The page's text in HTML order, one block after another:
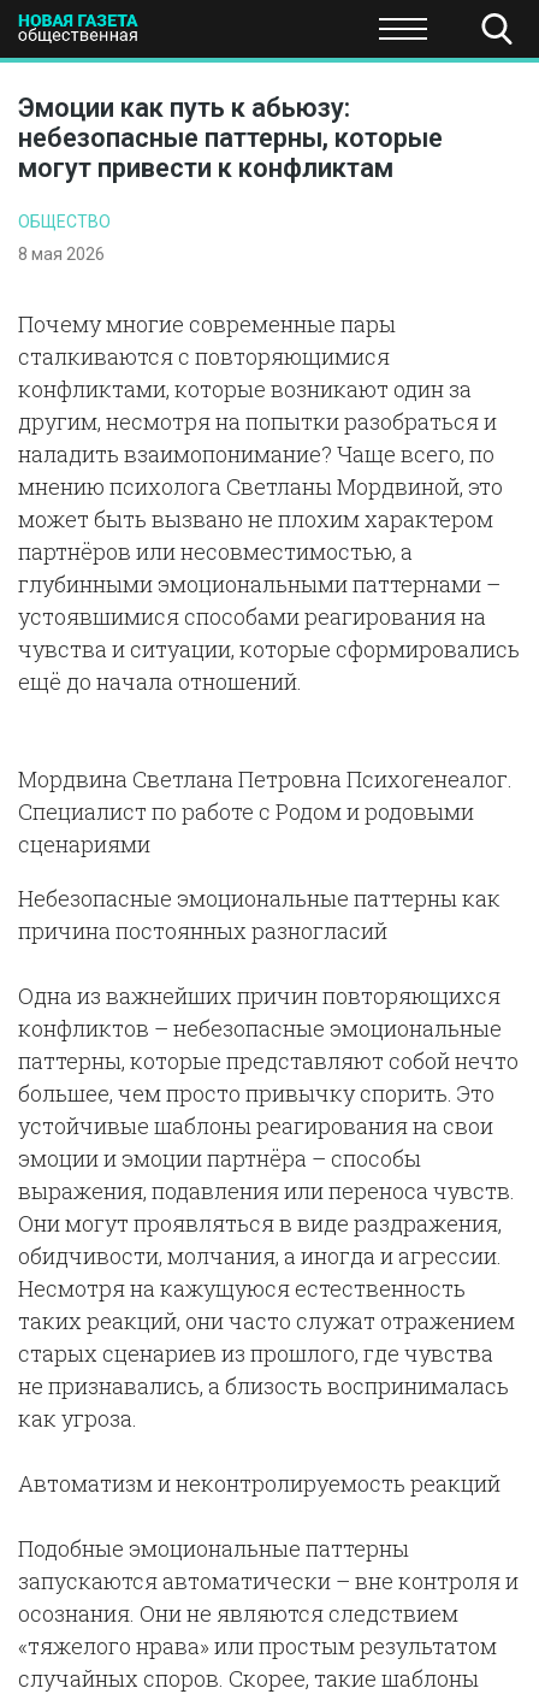
ПОЛИТИКА ЭКОНОМИКА НАУКА И
Эмоции как путь к абьюзу:
небезопасные паттерны, которые
могут привести к конфликтам
ОБЩЕСТВО
8 мая 2026
Почему многие современные пары
сталкиваются с повторяющимися
конфликтами, которые возникают один за
другим, несмотря на попытки разобраться и
наладить взаимопонимание? Чаще всего, по
мнению психолога Светланы Мордвиной, это
может быть вызвано не плохим характером
партнёров или несовместимостью, а
глубинными эмоциональными паттернами –
устоявшимися способами реагирования на
чувства и ситуации, которые сформировались
ещё до начала отношений.
Мордвина Светлана Петровна Психогенеалог.
Специалист по работе с Родом и родовыми
сценариями
Небезопасные эмоциональные паттерны как
причина постоянных разногласий
Одна из важнейших причин повторяющихся
конфликтов – небезопасные эмоциональные
паттерны, которые представляют собой нечто
большее, чем просто привычку спорить. Это
устойчивые шаблоны реагирования на свои
эмоции и эмоции партнёра – способы
выражения, подавления или переноса чувств.
Они могут проявляться в виде раздражения,
обидчивости, молчания, а иногда и агрессии.
Несмотря на кажущуюся естественность
таких реакций, они часто служат отражением
старых сценариев из прошлого, где чувства
не признавались, а близость воспринималась
как угроза.
Автоматизм и неконтролируемость реакций
Подобные эмоциональные паттерны
запускаются автоматически – вне контроля и
осознания. Они не являются следствием
«тяжелого нрава» или простым результатом
случайных споров. Скорее, такие шаблоны